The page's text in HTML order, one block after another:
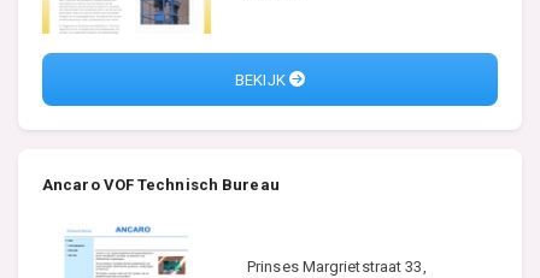
BEKIJK
Ancaro VOF Technisch Bureau
Prinses Margrietstraat 33,